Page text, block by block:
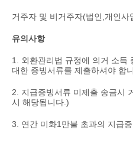
거주자 및 비거주자(법인,개인사
유의사항
1. 외환관리법 규정에 의거 소득
대한 증빙서류를 제출하셔야 합
2. 지급증빙서류 미제출 송금시
시 해당됩니다.)
3. 연간 미화1만불 초과의 지급